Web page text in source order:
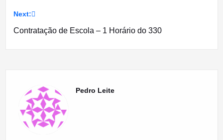
artigos
Next:
Contratação de Escola – 1 Horário do 330
Pedro Leite